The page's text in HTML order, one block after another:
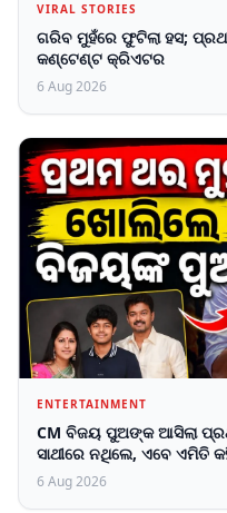
VIRAL STORIES
ଗରିବ ମୁହଁରେ ଫୁଟିଲା ହସ;
କଣ୍ଟେଣ୍ଟ କ୍ରିଏଟର
6 Aug 2026
ENTERTAINMENT
CM ବିଜୟ ପୁଅଙ୍କ ଆସିଲା
ସାଥୀରେ ନଥିଲେ, ଏବେ ଏମିତି
6 Aug 2026